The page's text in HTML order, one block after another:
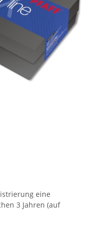
eine
3 Jahren (auf